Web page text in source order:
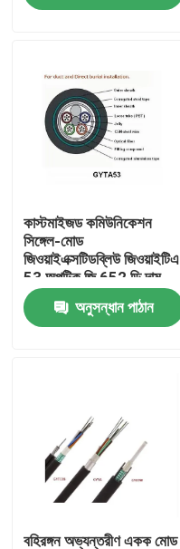
পণ্য
আমাদের সম্পর্কে
কাস্টমাইজড কমিউনিকেশন
সিঙ্গেল-মোড
জিওয়াইএক্সটিডব্লিউ জিওয়াইটিএ
53 অপটিক জি 652 ডি দাম
জিওয়াইএক্সটিসি 8 এস
জিওয়াইএক্সটিআই এএসইউ
ফাইবার ক্যাবল
অনুসন্ধান পাঠান
বহিরঙ্গন অভ্যন্তরীণ একক মোড